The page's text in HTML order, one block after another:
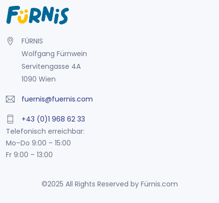
FÜRNIS
Wolfgang Fürnwein
Servitengasse 4A
1090 Wien
fuernis@fuernis.com
+43 (0)1 968 62 33
Telefonisch erreichbar:
Mo–Do 9:00 – 15:00
Fr 9:00 – 13:00
©2025 All Rights Reserved by Fürnis.com